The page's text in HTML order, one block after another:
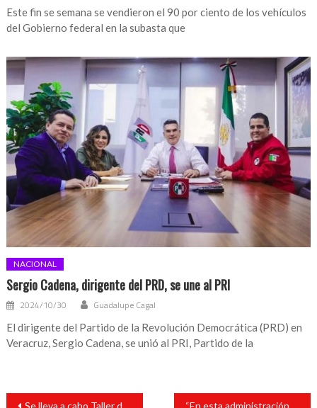
Este fin se semana se vendieron el 90 por ciento de los vehículos
del Gobierno federal en la subasta que
NACIONAL
Sergio Cadena, dirigente del PRD, se une al PRI
2024/10/30 Guadalupe Cagal
El dirigente del Partido de la Revolución Democrática (PRD) en
Veracruz, Sergio Cadena, se unió al PRI, Partido de la
Navegación
Se lleva a cabo Taller de Formación de Auditores Internos en un Sistema de Gestión Integrados en el Sector Educativo en el Tec de San Andrés